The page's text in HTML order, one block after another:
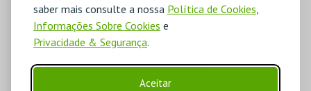
saber mais consulte a nossa Política de Cookies,
Informações Sobre Cookies e
Privacidade & Segurança.
Aceitar
Desenho das Salas
Gestão de Espetáculos
Gestão de Vouchers
Gestão de Assinaturas, Passes e Packs
Venda de Produtos e Merchandising